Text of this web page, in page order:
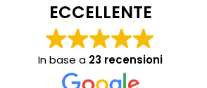
ECCELLENTE
In base a 23 recensioni